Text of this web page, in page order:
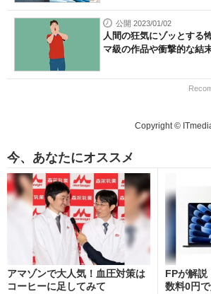
公開 2023/01/02
人間の狂気にゾッとす
マ級の作品や衝撃的な結
Copyright ©
今、あなたにオススメ
アマゾンで大人気！血圧対策は
コーヒーに足してみて
FPが解
数料0円